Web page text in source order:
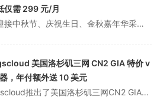
仅需 299 元/月
棉花云迎接中秋节、庆祝生日、金秋嘉年华采购季节，选择湖北武汉、十堰、河北秦皇岛机房域名自动变白，选择电信、三线、多线BGP，独立服务器最低折扣价格低至冰点价格，仅299元/月（E5-2650V3） 16G内存 240GSSD 30M带宽，更多香港沙田CN2、3C站组；GPUAI服务器供您选择。此外，本次国际大...
美国洛杉矶三网 CN2 GIA 特价 v
，年付额外送 10 美元
gigsgigscloud推出了美国洛杉矶三网CN2 GIA直接连接的个人特价vps服务器，2核1G内存，500mbps峰值带宽，月支付300G流量，年支付免费升级到500G流量！！！19.80美元/月，208.8美元/年，年还额外赠送10美元的账户余额充值券，可用于充值消费！gigsgigscloud成立于...